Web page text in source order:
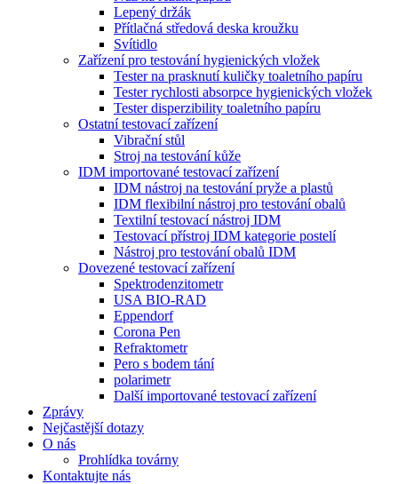
Lepený držák
Přítlačná středová deska kroužku
Svítidlo
Zařízení pro testování hygienických vložek
Tester na prasknutí kuličky toaletního papíru
Tester rychlosti absorpce hygienických vložek
Tester disperzibility toaletního papíru
Ostatní testovací zařízení
Vibrační stůl
Stroj na testování kůže
IDM importované testovací zařízení
IDM nástroj na testování pryže a plastů
IDM flexibilní nástroj pro testování obalů
Textilní testovací nástroj IDM
Testovací přístroj IDM kategorie postelí
Nástroj pro testování obalů IDM
Dovezené testovací zařízení
Spektrodenzitometr
USA BIO-RAD
Eppendorf
Corona Pen
Refraktometr
Pero s bodem tání
polarimetr
Další importované testovací zařízení
Zprávy
Nejčastější dotazy
O nás
Prohlídka továrny
Kontaktujte nás